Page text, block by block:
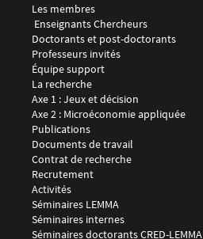
Menu footer LEMMA 1
Les membres
Enseignants Chercheurs
Doctorants et post-doctorants
Professeurs invités
Équipe support
Menu footer LEMMA 2
La recherche
Axe 1 : Jeux et décision
Axe 2 : Microéconomie appliquée
Publications
Documents de travail
Contrat de recherche
Recrutement
Menu footer LEMMA 3
Activités
Séminaires LEMMA
Séminaires internes
Séminaires doctorants CRED-LEMMA